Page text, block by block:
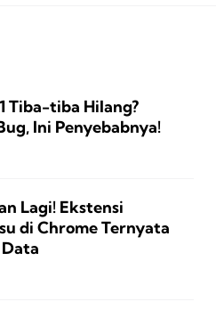
Tiba-tiba Hilang?
Ini Penyebabnya!
Lagi! Ekstensi
di Chrome Ternyata